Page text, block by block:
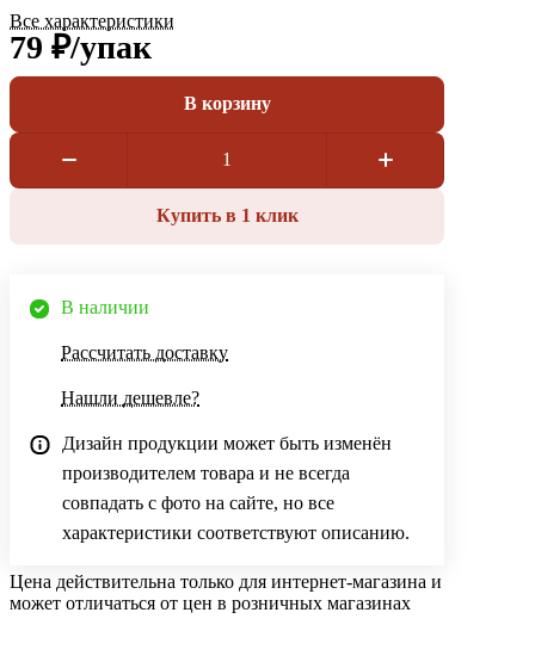
Все характеристики
79 ₽/упак
В корзину
Купить в 1 клик
В наличии
Рассчитать доставку
Нашли дешевле?
Дизайн продукции может быть изменён
производителем товара и не всегда
совпадать с фото на сайте, но все
характеристики соответствуют описанию.
Цена действительна только для интернет-магазина и
может отличаться от цен в розничных магазинах